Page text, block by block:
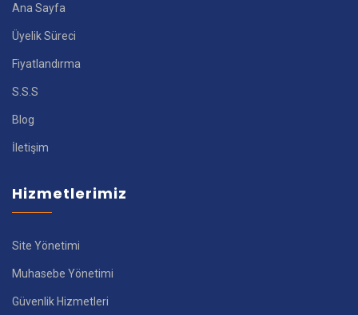
Ana Sayfa
Üyelik Süreci
Fiyatlandırma
S.S.S
Blog
İletişim
Hizmetlerimiz
Site Yönetimi
Muhasebe Yönetimi
Güvenlik Hizmetleri